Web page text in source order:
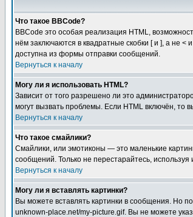
Что такое BBCode?
BBCode это особая реализация HTML,
нём заключаются в квадратные скобки [ и ], а не
доступна из формы отправки сообщений.
Вернуться к началу
Могу ли я использовать HTML?
Зависит от того разрешено ли это
могут вызвать проблемы. Если HTML включён, то
Вернуться к началу
Что такое смайлики?
Смайлики, или эмотиконы — это маленькие
сообщений. Только не перестарайтесь,
Вернуться к началу
Могу ли я вставлять картинки?
Вы можете вставлять картинки в сообщения. Но
unknown-place.net/my-picture.gif. Вы не можете